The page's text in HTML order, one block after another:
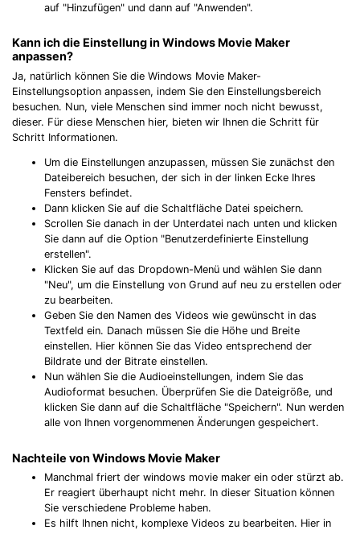
auf "Hinzufügen" und dann auf "Anwenden".
Kann ich die Einstellung in Windows Movie Maker
anpassen?
Ja, natürlich können Sie die Windows Movie Maker-
Einstellungsoption anpassen, indem Sie den Einstellungsbereich
besuchen. Nun, viele Menschen sind immer noch nicht bewusst,
dieser. Für diese Menschen hier, bieten wir Ihnen die Schritt für
Schritt Informationen.
Um die Einstellungen anzupassen, müssen Sie zunächst den
Dateibereich besuchen, der sich in der linken Ecke Ihres
Fensters befindet.
Dann klicken Sie auf die Schaltfläche Datei speichern.
Scrollen Sie danach in der Unterdatei nach unten und klicken
Sie dann auf die Option "Benutzerdefinierte Einstellung
erstellen".
Klicken Sie auf das Dropdown-Menü und wählen Sie dann
"Neu", um die Einstellung von Grund auf neu zu erstellen oder
zu bearbeiten.
Geben Sie den Namen des Videos wie gewünscht in das
Textfeld ein. Danach müssen Sie die Höhe und Breite
einstellen. Hier können Sie das Video entsprechend der
Bildrate und der Bitrate einstellen.
Nun wählen Sie die Audioeinstellungen, indem Sie das
Audioformat besuchen. Überprüfen Sie die Dateigröße, und
klicken Sie dann auf die Schaltfläche "Speichern". Nun werden
alle von Ihnen vorgenommenen Änderungen gespeichert.
Nachteile von Windows Movie Maker
Manchmal friert der windows movie maker ein oder stürzt ab.
Er reagiert überhaupt nicht mehr. In dieser Situation können
Sie verschiedene Probleme haben.
Es hilft Ihnen nicht, komplexe Videos zu bearbeiten. Hier in